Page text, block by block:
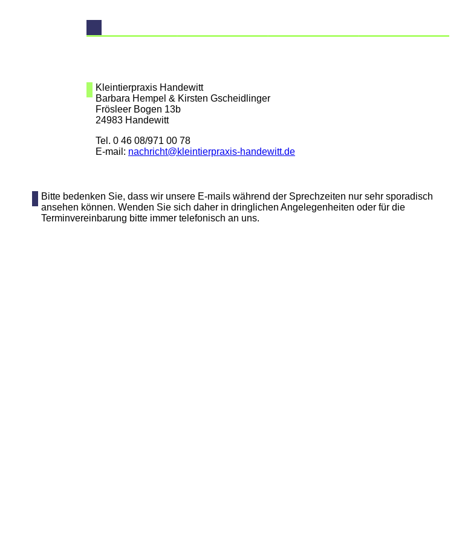
Kleintierpraxis Handewitt
Barbara Hempel & Kirsten Gscheidlinger
Frösleer Bogen 13b
24983 Handewitt
Tel. 0 46 08/971 00 78
E-mail: nachricht@kleintierpraxis-handewitt.de
Bitte bedenken Sie, dass wir unsere E-mails während der Sprechzeiten nur sehr sporadisch
ansehen können. Wenden Sie sich daher in dringlichen Angelegenheiten oder für die
Terminvereinbarung bitte immer telefonisch an uns.